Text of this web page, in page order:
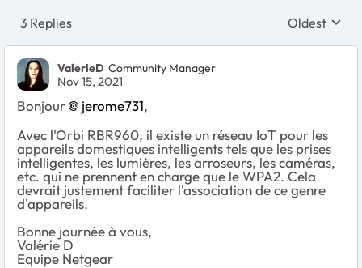
3 Replies Replies
Oldest
ValerieD Community Manager
Nov 15, 2021
Bonjour jerome731,
Avec l'Orbi RBR960, il existe un réseau IoT pour les
appareils domestiques intelligents tels que les prises
intelligentes, les lumières, les arroseurs, les caméras,
etc. qui ne prennent en charge que le WPA2. Cela
devrait justement faciliter l'association de ce genre
d'appareils.
Bonne journée à vous,
Valérie D
Equipe Netgear